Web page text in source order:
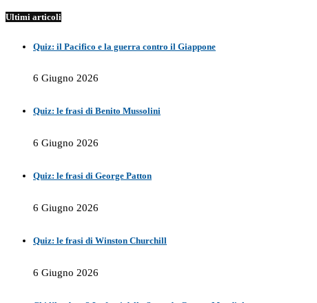
Ultimi articoli
Quiz: il Pacifico e la guerra contro il Giappone
6 Giugno 2026
Quiz: le frasi di Benito Mussolini
6 Giugno 2026
Quiz: le frasi di George Patton
6 Giugno 2026
Quiz: le frasi di Winston Churchill
6 Giugno 2026